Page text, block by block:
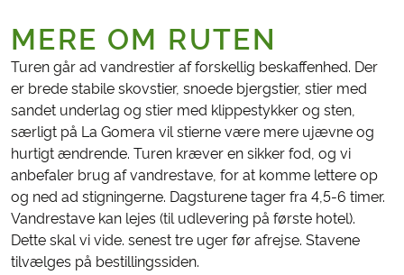
MERE OM RUTEN
Turen går ad vandrestier af forskellig beskaffenhed. Der
er brede stabile skovstier, snoede bjergstier, stier med
sandet underlag og stier med klippestykker og sten,
særligt på La Gomera vil stierne være mere ujævne og
hurtigt ændrende. Turen kræver en sikker fod, og vi
anbefaler brug af vandrestave, for at komme lettere op
og ned ad stigningerne. Dagsturene tager fra 4,5-6 timer.
Vandrestave kan lejes (til udlevering på første hotel).
Dette skal vi vide. senest tre uger før afrejse. Stavene
tilvælges på bestillingssiden.